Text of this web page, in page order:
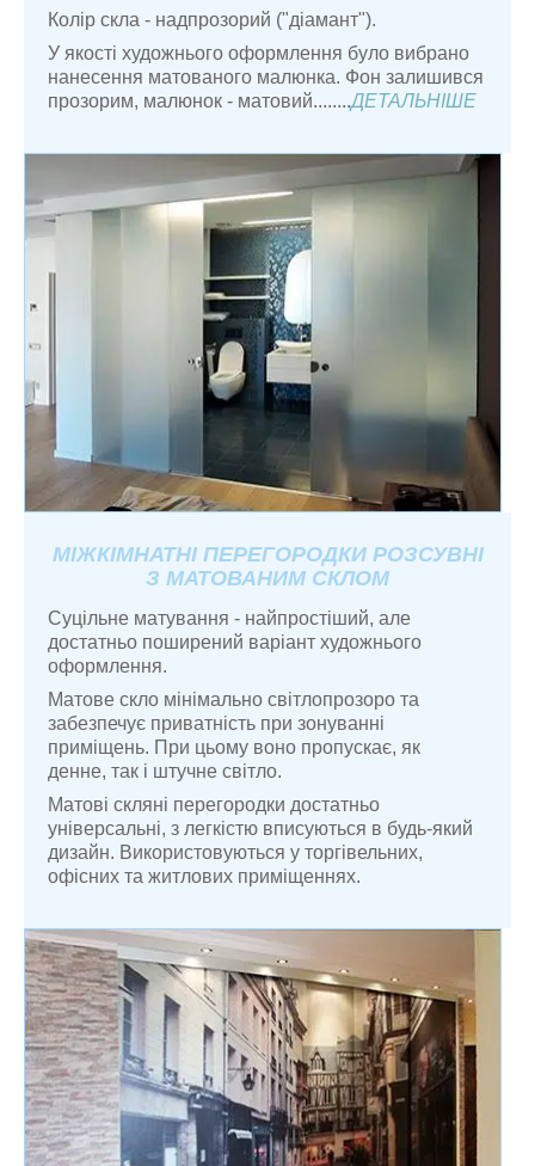
Колір скла - надпрозорий ("діамант").
У якості художнього оформлення було вибрано
нанесення матованого малюнка. Фон залишився
прозорим, малюнок - матовий........ДЕТАЛЬНІШЕ
МІЖКІМНАТНІ ПЕРЕГОРОДКИ РОЗСУВНІ
З МАТОВАНИМ СКЛОМ
Суцільне матування - найпростіший, але
достатньо поширений варіант художнього
оформлення.
Матове скло мінімально світлопрозоро та
забезпечує приватність при зонуванні
приміщень. При цьому воно пропускає, як
денне, так і штучне світло.
Матові скляні перегородки достатньо
універсальні, з легкістю вписуються в будь-який
дизайн. Використовуються у торгівельних,
офісних та житлових приміщеннях.